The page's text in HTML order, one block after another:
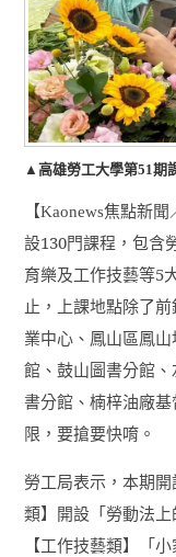
▲高雄勞工大學第51期
【Kaonews焦點新聞
設130門課程，包含
育樂及工作技藝等5
止，上課地點除了
業中心、鳳山區鳳
館、鼓山圖書分館
書分館、楠梓油廠
限，要搶要快唷。
勞工局表示，本期開
類】開設「勞動法
【工作技藝類】「